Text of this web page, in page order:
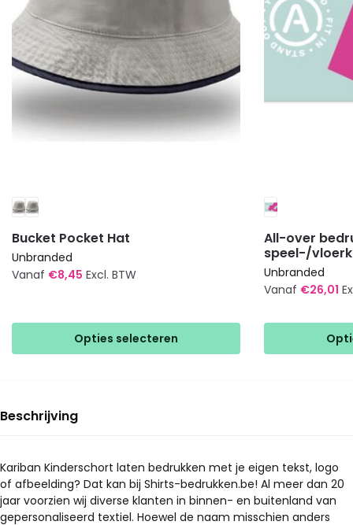
Bucket Pocket Hat
Unbranded
Vanaf €8,45 Excl. BTW
Opties selecteren
product
meerdere
optie
worden
op
de
All-over
speel-/
Unbranded
Vanaf €26,01
heeft
gekozen
worden
op
Beschrijving
Kariban Kinderschort laten bedrukken met je eigen tekst, logo
of afbeelding? Dat kan bij Shirts-bedrukken.be! Al meer dan 20
jaar voorzien wij diverse klanten in binnen- en buitenland van
gepersonaliseerd textiel. Hoewel de naam misschien anders